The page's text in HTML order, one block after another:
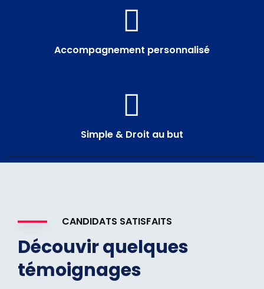
Accompagnement personnalisé
Simple & Droit au but
CANDIDATS SATISFAITS
Découvir quelques
témoignages